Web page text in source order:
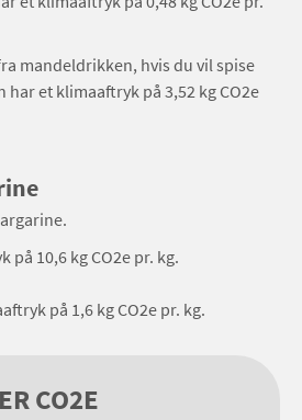
mandeldrikken, hvis du vil spise
har et klimaaftryk på 3,52 kg CO2e
på 10,6 kg CO2e pr. kg.
på 1,6 kg CO2e pr. kg.
CO2E